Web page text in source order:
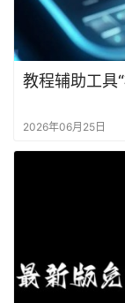
教程辅助工具
2026年06月25日